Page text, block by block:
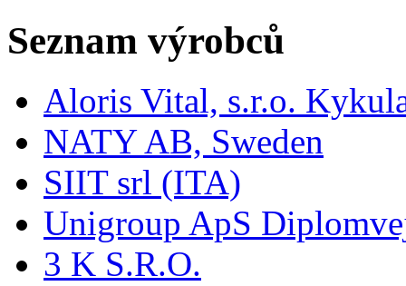
Seznam výrobců
Aloris Vital, s.r.o.
NATY AB, Sweden
SIIT srl (ITA)
Unigroup ApS
3 K S.R.O.